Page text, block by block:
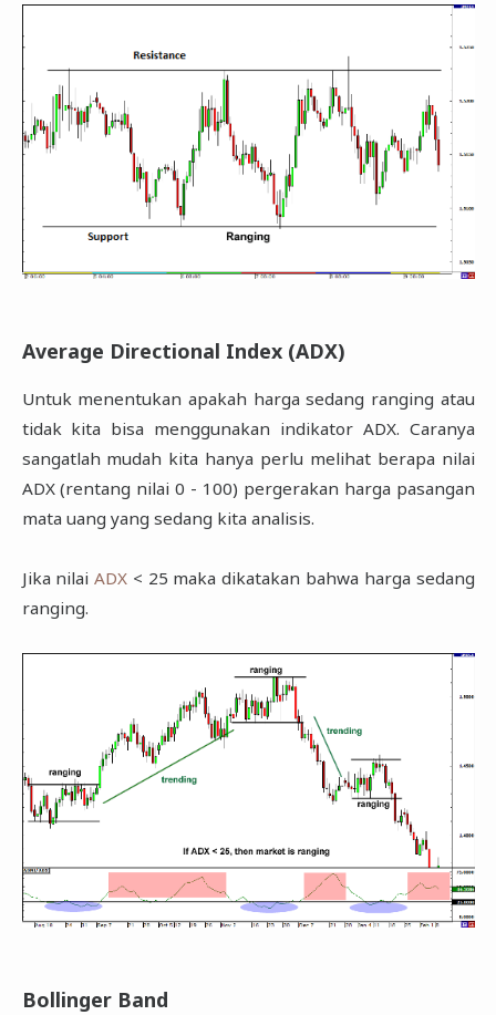
Average Directional Index (ADX)
Untuk menentukan apakah harga sedang ranging atau
tidak kita bisa menggunakan indikator ADX. Caranya
sangatlah mudah kita hanya perlu melihat berapa nilai
ADX (rentang nilai 0 - 100) pergerakan harga pasangan
mata uang yang sedang kita analisis.
Jika nilaiADX < 25 maka dikatakan bahwa harga sedang
ranging.
Bollinger Band